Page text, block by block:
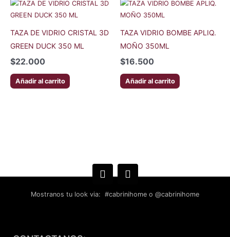
TAZA DE VIDRIO CRISTAL 3D
GREEN DUCK 350 ML
$22.000
Añadir al carrito
TAZA VIDRIO ВОМВЕ APLIQ.
МОÑО 350ML
$16.500
Añadir al carrito
Mostranos tu look via: #cabrinihome o @cabrinihome